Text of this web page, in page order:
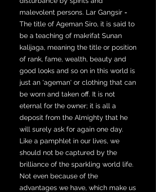
malevolent persons. Lar Gangsir =
The title of Ageman Siro, it is said to
be a teaching of makrifat Sunan
kalijaga, meaning the title or position
of rank, fame, wealth, beauty and
good looks and so on in this world is
just an 'ageman' or clothing that can
be worn and taken off. It is not
eternal for the owner; it is all a
deposit from the Almighty that he
will surely ask for again one day.
Like a pamphlet in our lives, we
should not be captured by the
brilliance of the sparkling world life.
Not even because of the
advantages we have, which make us